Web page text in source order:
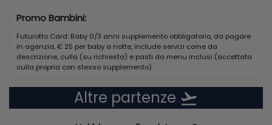
SUPPLEMENTI FACOLTATIVI: Top Futura, Top Futura Plus.
SERVIZI, ATTIVITA', DIVERTIMENTO
Reception h24
Wi-fi free
Ufficio escursioni
Parcheggio interno non custodito
Bar centrale (consumazioni a pagamento)
Piscina per adulti e bambini attrezzata con ombrelloni e lettini ad
Promo Bambini:
Futurotto Card: Baby 0/3 anni supplemento obbligatorio, da pagare
in agenzia, € 25 per baby a notte, include servizi come da
descrizione, culla (su richiesta) e pasti da menu inclusi (accettata
culla propria con stesso supplemento).
Altre partenze flight_takeoff